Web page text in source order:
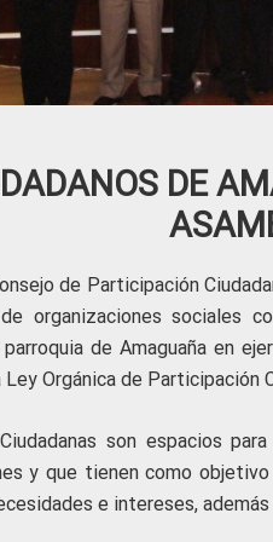
DE
de Participación
organizaciones sociales
parroquia de Amaguaña en
Orgánica de Participación
son espacios
y que tienen como
e intereses,